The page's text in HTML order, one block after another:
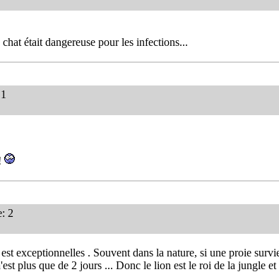
était dangereuse pour les infections...
2
exceptionnelles . Souvent dans la nature, si une proie
plus que de 2 jours ... Donc le lion est le roi de la jungle